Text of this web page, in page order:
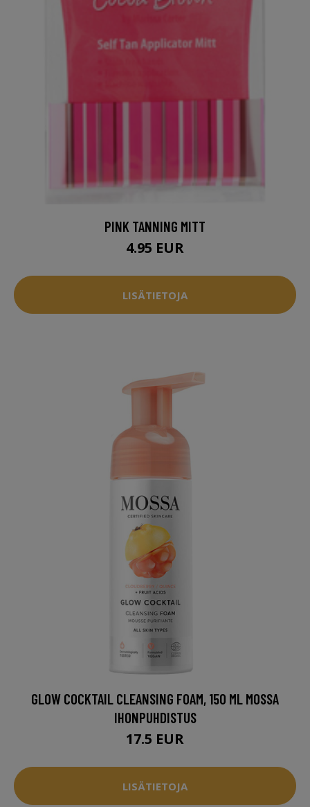
PINK TANNING MITT
4.95 EUR
LISÄTIETOJA
GLOW COCKTAIL CLEANSING FOAM, 150 ML MOSSA
IHONPUHDISTUS
17.5 EUR
LISÄTIETOJA